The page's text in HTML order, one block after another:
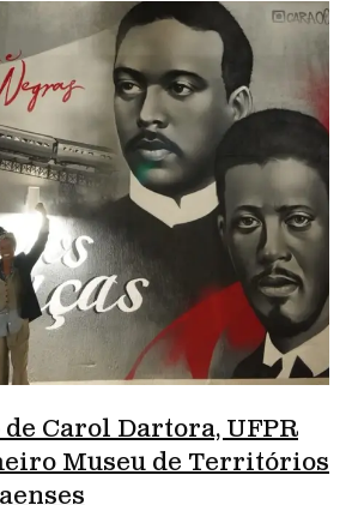
de Carol Dartora, UFPR
Museu de Territórios